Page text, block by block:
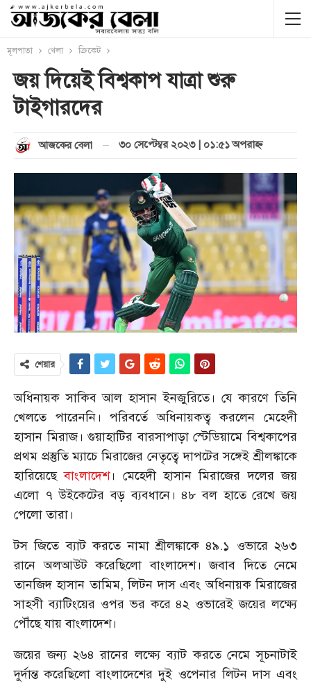
মূলপাতা খেলা ক্রিকেট
জয় দিয়েই বিশ্বকাপ যাত্রা শুরু
টাইগারদের
আজকের বেলা ৩০ সেপ্টেম্বর ২০২৩ | ০১:৫১ অপরাহ্ণ
শেয়ার
অধিনায়ক সাকিব আল হাসান ইনজুরিতে। যে কারণে তিনি
খেলতে পারেননি। পরিবর্তে অধিনায়কত্ব করলেন মেহেদী
হাসান মিরাজ। গুয়াহাটির বারসাপাড়া স্টেডিয়ামে বিশ্বকাপের
প্রথম প্রস্তুতি ম্যাচে মিরাজের নেতৃত্বে দাপটের সঙ্গেই শ্রীলঙ্কাকে
হারিয়েছেবাংলাদেশ। মেহেদী হাসান মিরাজের দলের জয়
এলো ৭ উইকেটের বড় ব্যবধানে। ৪৮ বল হাতে রেখে জয়
পেলো তারা।
টস জিতে ব্যাট করতে নামা শ্রীলঙ্কাকে ৪৯.১ ওভারে ২৬৩
রানে অলআউট করেছিলো বাংলাদেশ। জবাব দিতে নেমে
তানজিদ হাসান তামিম, লিটন দাস এবং অধিনায়ক মিরাজের
সাহসী ব্যাটিংয়ের ওপর ভর করে ৪২ ওভারেই জয়ের লক্ষ্যে
পৌঁছে যায় বাংলাদেশ।
জয়ের জন্য ২৬৪ রানের লক্ষ্যে ব্যাট করতে নেমে সূচনাটাই
দুর্দান্ত করেছিলো বাংলাদেশের দুই ওপেনার লিটন দাস এবং